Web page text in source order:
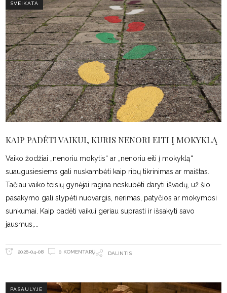
SVEIKATA
KAIP PADĖTI VAIKUI, KURIS NENORI EITI Į MOKYKLĄ
Vaiko žodžiai „nenoriu mokytis“ ar „nenoriu eiti į mokyklą“
suaugusiesiems gali nuskambėti kaip ribų tikrinimas ar maištas.
Tačiau vaiko teisių gynėjai ragina neskubėti daryti išvadų, už šio
pasakymo gali slypėti nuovargis, nerimas, patyčios ar mokymosi
sunkumai. Kaip padėti vaikui geriau suprasti ir išsakyti savo
jausmus,
2026-04-08 0 KOMENTARŲ DALINTIS
PASAULYJE